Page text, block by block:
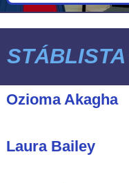
STÁBLISTA
Ozioma Akagha
Laura Bailey